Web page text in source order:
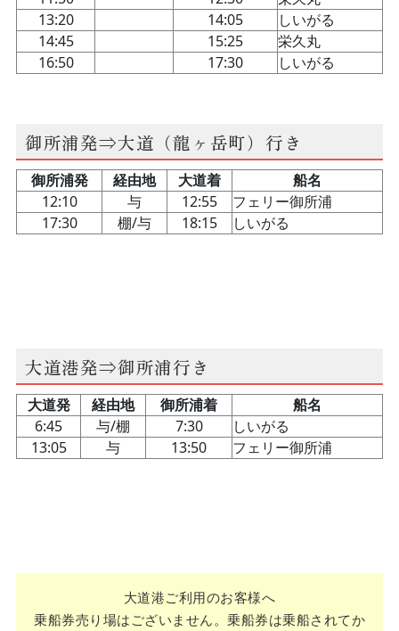
御所浦発⇒大道（龍ヶ岳町）行き
大道港発⇒御所浦行き
大道港ご利用のお客様へ
乗船券売り場はございません。乗船券は乗船されてか